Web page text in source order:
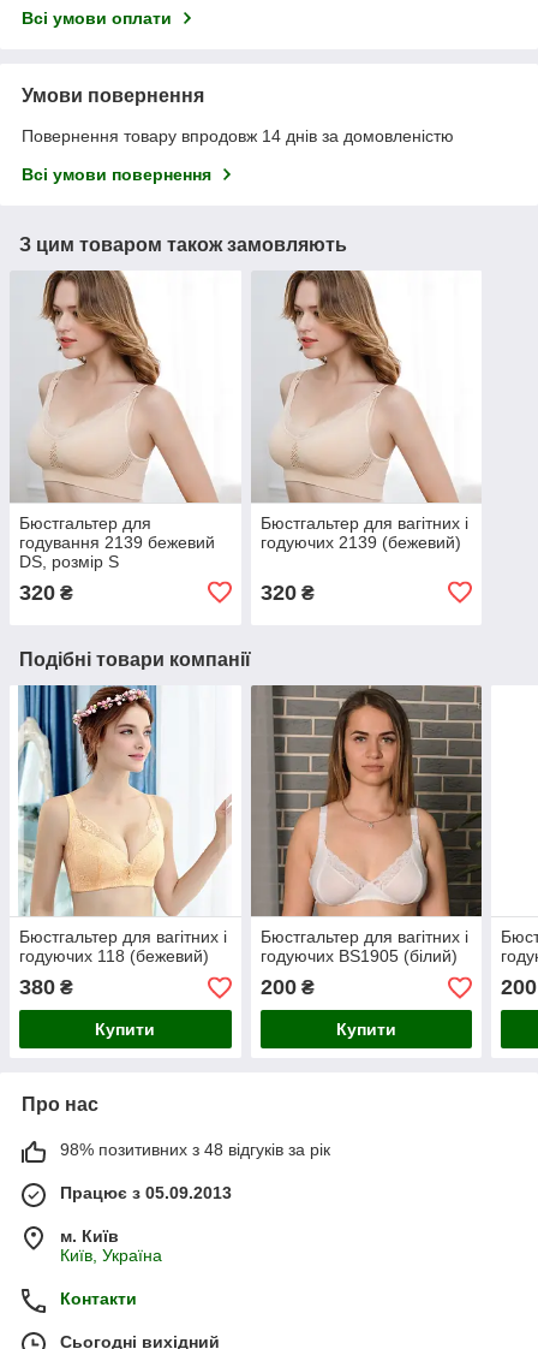
Всі умови оплати
Умови повернення
Повернення товару впродовж 14 днів за домовленістю
Всі умови повернення
З цим товаром також замовляють
Бюстгальтер для
годування 2139 бежевий
DS, розмір S
320 ₴
Бюстгальтер для вагітних і
годуючих 2139 (бежевий)
320₴
Подібні товари компанії
Бюстгальтер для вагітних і
годуючих 118 (бежевий)
380 ₴
Купити
Бюстгальтер для вагітних і
годуючих BS1905 (білий)
200₴
Купити
200
Про нас
98% позитивних з 48 відгуків за рік
Працює з 05.09.2013
м. Київ
Київ, Україна
Контакти
Сьогодні вихідний